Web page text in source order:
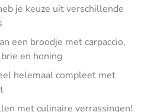
je keuze uit verschillende
een broodje met carpaccio,
en honing
helemaal compleet met
met culinaire verrassingen!